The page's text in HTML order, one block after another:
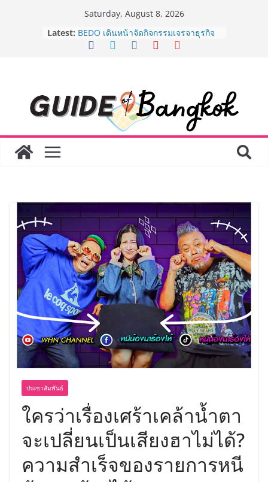
Saturday, August 8, 2026
Latest: BEDO เดินหน้าจัดกิจกรรมเจรจาธุรกิจ
“BIO TRADE CONNECT 2026” ยก
สด ดอกไม้ประดิษฐ์ พวงมาลัย และสังฆ
ภัณฑ์ครบวงจร ขอเชิญเลือกซื้อมาลัย
และของขวัญต้อนรับวันแม่ เปิดให้
บริการทุกวันตลอด 24 ชั่วโมง
Guangzhou Yinghao School เผยวิสัย
8.8 “ซูเลียน” รวมพลังนักธุรกิจทั่ว
ประเทศ จัดประชุมใหญ่แห่งปี พบ CEO
“ดร.ปิยะวัฒน์” ถ่ายทอดวิสัยทัศน์ธุรกิจ
พร้อมฟรีคอนเสิร์ต “โชค รถแห่” ยกวง
AirAsia X SEE FAH พันธมิตรทางธุรกิจ
ยาวนานกว่า 20 ปี ต่อยอดเสิร์ฟความ
อร่อย ยกเมนูระดับตำนาน “ข้าวหน้าไก่
ราชวงศ์” พุ่งทะยานสู่น่านฟ้า
ประชาสัมพันธ์
ใครว่าเรื่องเศร้าเคล้าน้ำตา
จะเปลี่ยนเป็นเสียงฮาไม่ได้?
ความสำเร็จของรายการหนี